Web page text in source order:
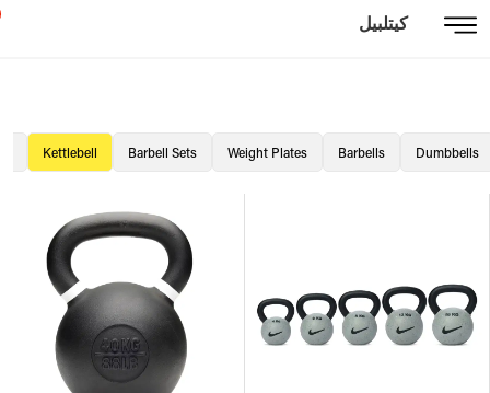
كيتلبيل
Dumbbells
Barbells
Weight Plates
Barbell Sets
Kettlebell